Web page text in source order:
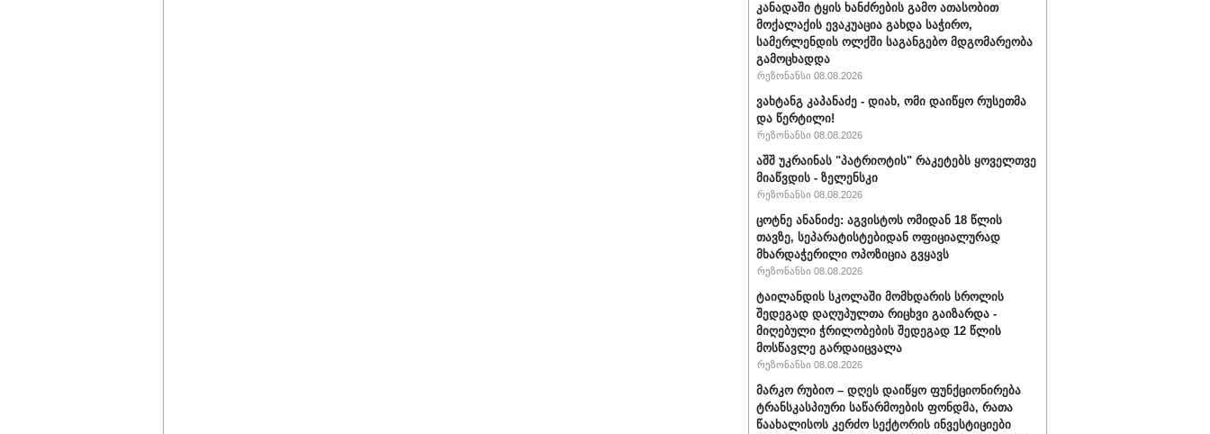
კანადაში ტყის ხანძრების გამო ათასობით
მოქალაქის ევაკუაცია გახდა საჭირო,
სამერლენდის ოლქში საგანგებო მდგომარეობა
გამოცხადდა
რეზონანსი 08.08.2026
ვახტანგ კაპანაძე - დიახ, ომი დაიწყო რუსეთმა
და წერტილი!
რეზონანსი 08.08.2026
აშშ უკრაინას "პატრიოტის" რაკეტებს ყოველთვე
მიაწვდის - ზელენსკი
რეზონანსი 08.08.2026
ცოტნე ანანიძე: აგვისტოს ომიდან 18 წლის
თავზე, სეპარატისტებიდან ოფიციალურად
მხარდაჭერილი ოპოზიცია გვყავს
რეზონანსი 08.08.2026
ტაილანდის სკოლაში მომხდარის სროლის
შედეგად დაღუპულთა რიცხვი გაიზარდა -
მიღებული ჭრილობების შედეგად 12 წლის
მოსწავლე გარდაიცვალა
რეზონანსი 08.08.2026
მარკო რუბიო – დღეს დაიწყო ფუნქციონირება
ტრანსკასპიური საწარმოების ფონდმა, რათა
წაახალისოს კერძო სექტორის ინვესტიციები